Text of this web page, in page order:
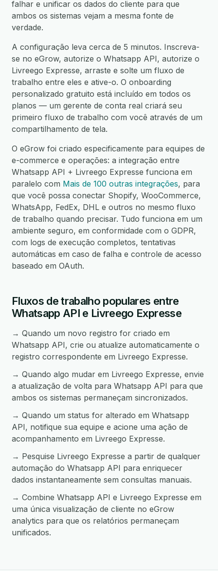
falhar e unificar os dados do cliente para que
ambos os sistemas vejam a mesma fonte de
verdade.
A configuração leva cerca de 5 minutos. Inscreva-
se no eGrow, autorize o Whatsapp API, autorize o
Livreego Expresse, arraste e solte um fluxo de
trabalho entre eles e ative-o. O onboarding
personalizado gratuito está incluído em todos os
planos — um gerente de conta real criará seu
primeiro fluxo de trabalho com você através de um
compartilhamento de tela.
O eGrow foi criado especificamente para equipes de
e-commerce e operações: a integração entre
Whatsapp API + Livreego Expresse funciona em
paralelo com Mais de 100 outras integrações, para
que você possa conectar Shopify, WooCommerce,
WhatsApp, FedEx, DHL e outros no mesmo fluxo
de trabalho quando precisar. Tudo funciona em um
ambiente seguro, em conformidade com o GDPR,
com logs de execução completos, tentativas
automáticas em caso de falha e controle de acesso
baseado em OAuth.
Fluxos de trabalho populares entre
Whatsapp API e Livreego Expresse
→ Quando um novo registro for criado em
Whatsapp API, crie ou atualize automaticamente o
registro correspondente em Livreego Expresse.
→ Quando algo mudar em Livreego Expresse, envie
a atualização de volta para Whatsapp API para que
ambos os sistemas permaneçam sincronizados.
→ Quando um status for alterado em Whatsapp
API, notifique sua equipe e acione uma ação de
acompanhamento em Livreego Expresse.
→ Pesquise Livreego Expresse a partir de qualquer
automação do Whatsapp API para enriquecer
dados instantaneamente sem consultas manuais.
→ Combine Whatsapp API e Livreego Expresse em
uma única visualização de cliente no eGrow
analytics para que os relatórios permaneçam
unificados.